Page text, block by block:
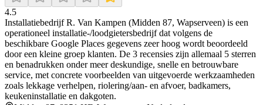
4.5
Installatiebedrijf R. Van Kampen (Midden 87, Wapserveen) is een
operationeel installatie-/loodgietersbedrijf dat volgens de
beschikbare Google Places gegevens zeer hoog wordt beoordeeld
door een kleine groep klanten. De 3 recensies zijn allemaal 5 sterren
en benadrukken onder meer deskundige, snelle en betrouwbare
service, met concrete voorbeelden van uitgevoerde werkzaamheden
zoals lekkage verhelpen, riolering/aan- en afvoer, badkamers,
keukeninstallatie en dakgoten.